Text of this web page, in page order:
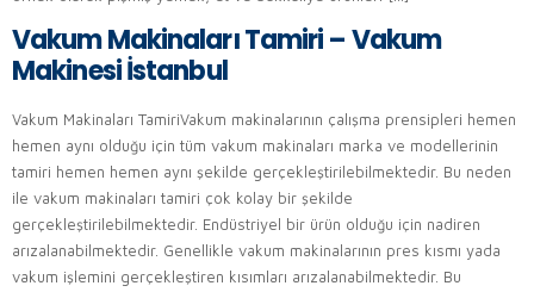
Vakum Makinaları Tamiri – Vakum
Makinesi İstanbul
Vakum Makinaları TamiriVakum makinalarının çalışma prensipleri hemen
hemen aynı olduğu için tüm vakum makinaları marka ve modellerinin
tamiri hemen hemen aynı şekilde gerçekleştirilebilmektedir. Bu neden
ile vakum makinaları tamiri çok kolay bir şekilde
gerçekleştirilebilmektedir. Endüstriyel bir ürün olduğu için nadiren
arızalanabilmektedir. Genellikle vakum makinalarının pres kısmı yada
vakum işlemini gerçekleştiren kısımları arızalanabilmektedir. Bu